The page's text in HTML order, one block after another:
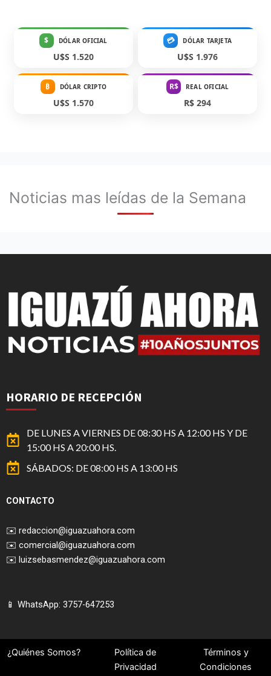
$ DÓLAR OFICIAL
U$S 1.520
💳 DÓLAR TARJETA
U$S 1.976
₿ DÓLAR CRIPTO
U$S 1.570
R$ REAL OFICIAL
R$ 294
Noticias mas leídas de la Semana
HORARIO DE RECEPCIÓN
DE LUNES A VIERNES DE 08:30 HS A 12:00 HS Y DE
15:00 HS A 20:00 HS.
SÁBADOS: DE 08:00 HS A 13:00 HS
CONTACTO
✉️ redaccion@iguazuahora.com
✉️ comercial@iguazuahora.com
✉️ luizsebasmendez@iguazuahora.com
📱 WhatsApp: 3757-647253
¿Quiénes Somos?
Política de
Privacidad
Términos y
Condiciones